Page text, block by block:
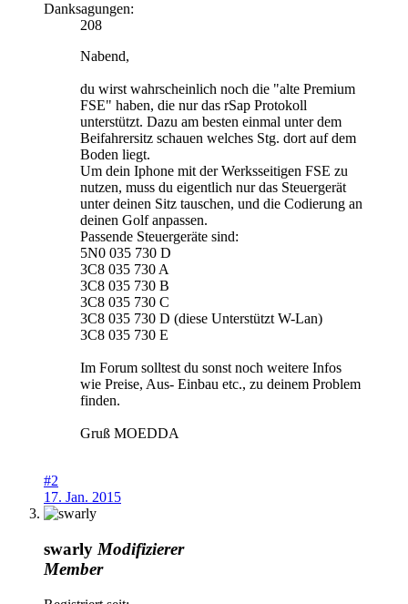
Danksagungen:
208
Nabend,
du wirst wahrscheinlich noch die "alte Premium
FSE" haben, die nur das rSap Protokoll
unterstützt. Dazu am besten einmal unter dem
Beifahrersitz schauen welches Stg. dort auf dem
Boden liegt.
Um dein Iphone mit der Werksseitigen FSE zu
nutzen, muss du eigentlich nur das Steuergerät
unter deinen Sitz tauschen, und die Codierung an
deinen Golf anpassen.
Passende Steuergeräte sind:
5N0 035 730 D
3C8 035 730 A
3C8 035 730 B
3C8 035 730 C
3C8 035 730 D (diese Unterstützt W-Lan)
3C8 035 730 E
Im Forum solltest du sonst noch weitere Infos
wie Preise, Aus- Einbau etc., zu deinem Problem
finden.
Gruß MOEDDA
#2
17. Jan. 2015
swarly Modifizierer
Member